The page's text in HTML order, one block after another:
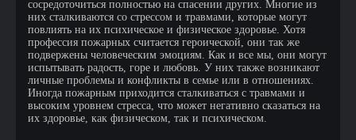
сосредоточиться полностью на спасении других. Многие из
них сталкиваются со стрессом и травмами, которые могут
повлиять на их психическое и физическое здоровье. Хотя
профессия пожарных считается героической, они так же
подвержены человеческим эмоциям. Как и все мы, они могут
испытывать радость, горе и любовь. У них также возникают
личные проблемы и конфликты в семье или в отношениях.
Иногда пожарным приходится сталкиваться с травмами и
высоким уровнем стресса, что может негативно сказаться на
их здоровье, как физическом, так и психическом.